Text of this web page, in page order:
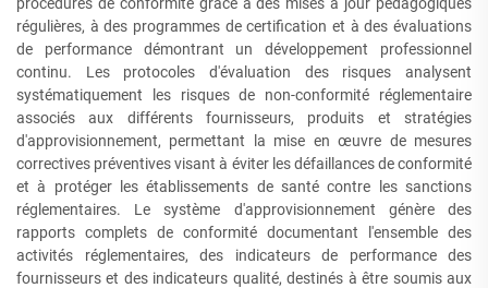
régulières, à des programmes de certification et à des évaluations
de performance démontrant un développement professionnel
continu. Les protocoles d'évaluation des risques analysent
systématiquement les risques de non-conformité réglementaire
associés aux différents fournisseurs, produits et stratégies
d'approvisionnement, permettant la mise en œuvre de mesures
correctives préventives visant à éviter les défaillances de conformité
et à protéger les établissements de santé contre les sanctions
réglementaires. Le système d'approvisionnement génère des
rapports complets de conformité documentant l'ensemble des
activités réglementaires, des indicateurs de performance des
fournisseurs et des indicateurs qualité, destinés à être soumis aux